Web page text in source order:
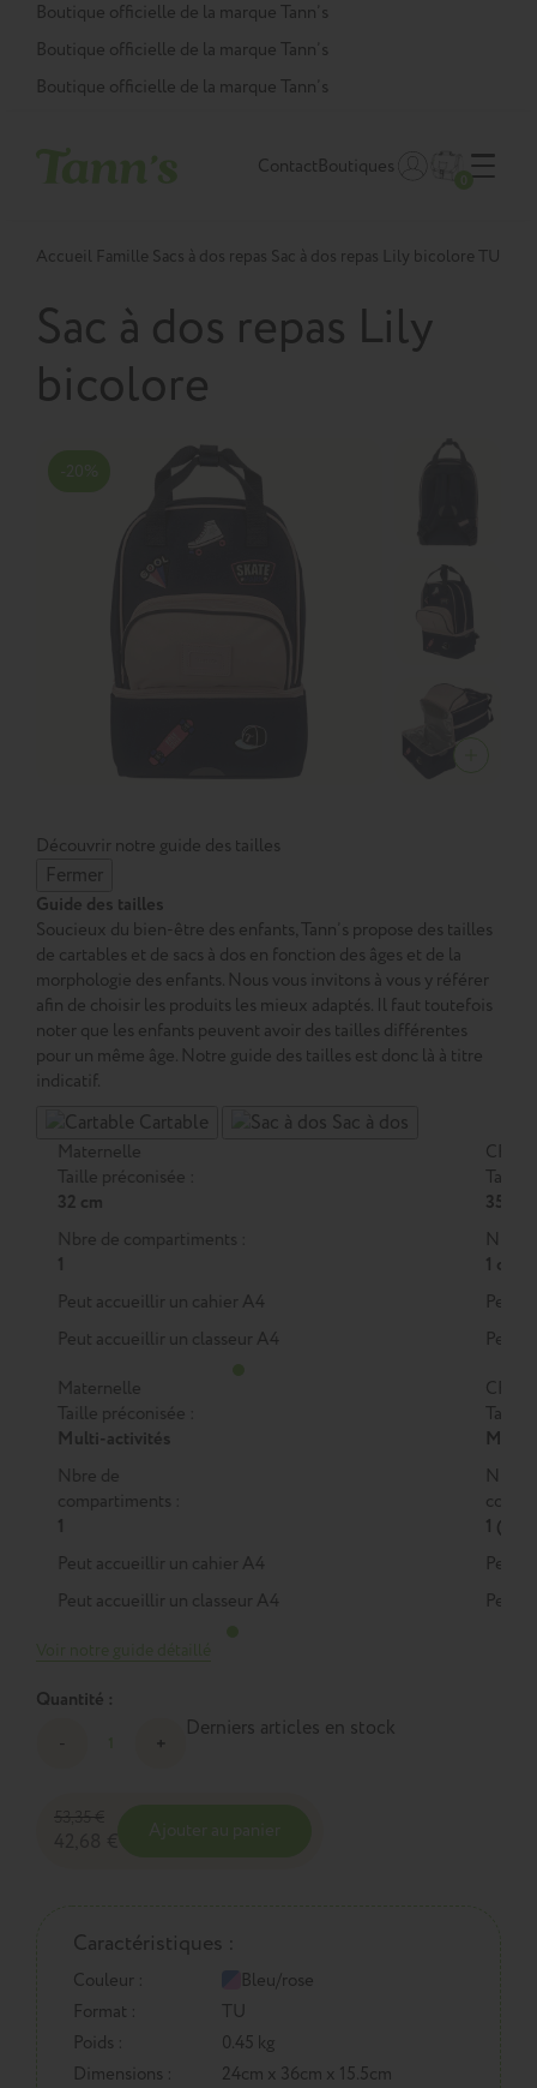
Panneau de gestion des cookies
Boutique officielle de la marque Tann’s
Boutique officielle de la marque Tann’s
Boutique officielle de la marque Tann’s
ContactBoutiques
Accueil Famille Sacs à dos repas Sac à dos repas Lily bicolore TU
Sac à dos repas Lily
bicolore
Découvrir notre guide des tailles
Fermer
Guide des tailles
Soucieux du bien-être des enfants, Tann’s propose des tailles
de cartables et de sacs à dos en fonction des âges et de la
morphologie des enfants. Nous vous invitons à vous y référer
afin de choisir les produits les mieux adaptés. Il faut toutefois
noter que les enfants peuvent avoir des tailles différentes
pour un même âge. Notre guide des tailles est donc là à titre
indicatif.
Cartable Sac à dos
Maternelle
Taille préconisée :
32 cm
Nbre de compartiments :
1
Peut accueillir un cahier A4
Peut accueillir un classeur A4
CP
Taille
35 cm
Nbre
1 ou 2
Peut
Peut
Maternelle
Taille préconisée :
Multi-activités
Nbre de
compartiments :
1
Peut accueillir un cahier A4
Peut accueillir un classeur A4
CP
Taille
M
Nbre
1 (M)
Peut
Peut
Quantité :
Derniers articles en stock
53,35 €
Caractéristiques :
Couleur :
Bleu/rose
Format :
TU
Poids :
0.45 kg
Dimensions :
24cm x 36cm x 15.5cm